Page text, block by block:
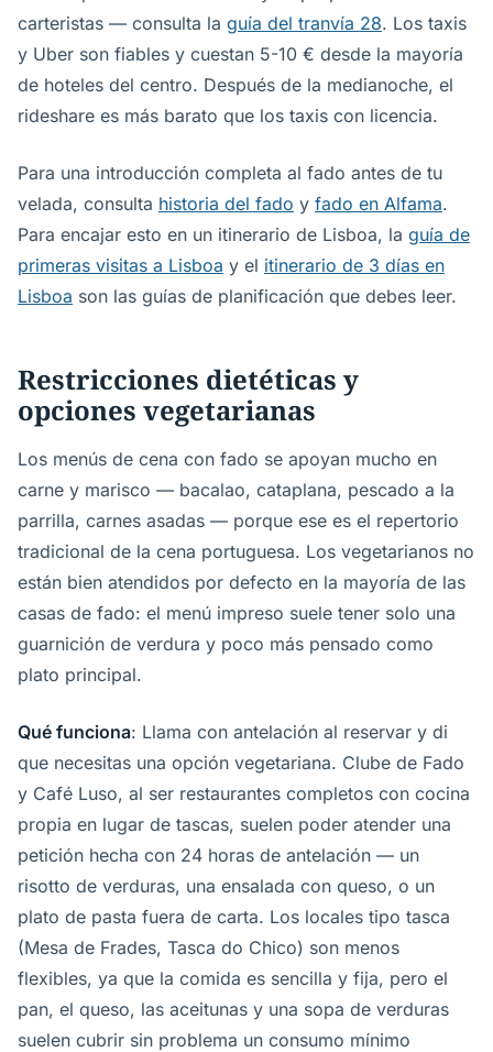
carteristas — consulta la guía del tranvía 28. Los taxis
y Uber son fiables y cuestan 5-10 € desde la mayoría
de hoteles del centro. Después de la medianoche, el
rideshare es más barato que los taxis con licencia.
Para una introducción completa al fado antes de tu
velada, consulta historia del fado y fado en Alfama.
Para encajar esto en un itinerario de Lisboa, la guía de
primeras visitas a Lisboa y el itinerario de 3 días en
Lisboa son las guías de planificación que debes leer.
Restricciones dietéticas y
opciones vegetarianas
Los menús de cena con fado se apoyan mucho en
carne y marisco — bacalao, cataplana, pescado a la
parrilla, carnes asadas — porque ese es el repertorio
tradicional de la cena portuguesa. Los vegetarianos no
están bien atendidos por defecto en la mayoría de las
casas de fado: el menú impreso suele tener solo una
guarnición de verdura y poco más pensado como
plato principal.
Qué funciona: Llama con antelación al reservar y di
que necesitas una opción vegetariana. Clube de Fado
y Café Luso, al ser restaurantes completos con cocina
propia en lugar de tascas, suelen poder atender una
petición hecha con 24 horas de antelación — un
risotto de verduras, una ensalada con queso, o un
plato de pasta fuera de carta. Los locales tipo tasca
(Mesa de Frades, Tasca do Chico) son menos
flexibles, ya que la comida es sencilla y fija, pero el
pan, el queso, las aceitunas y una sopa de verduras
suelen cubrir sin problema un consumo mínimo